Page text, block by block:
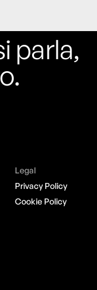
parla,
Legal
Privacy Policy
Cookie Policy